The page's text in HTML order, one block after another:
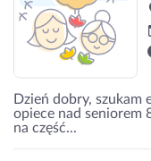
Dzień dobry, szukam
opiece nad seniorem
na część...